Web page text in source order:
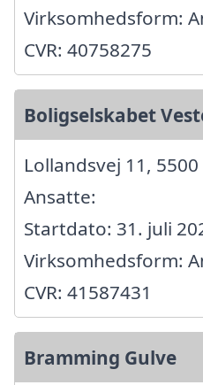
Virksomhedsform:
CVR: 40758275
Boligselskabet
Lollandsvej 11,
Ansatte:
Startdato: 31. juli
Virksomhedsform:
CVR: 41587431
Bramming Gulve